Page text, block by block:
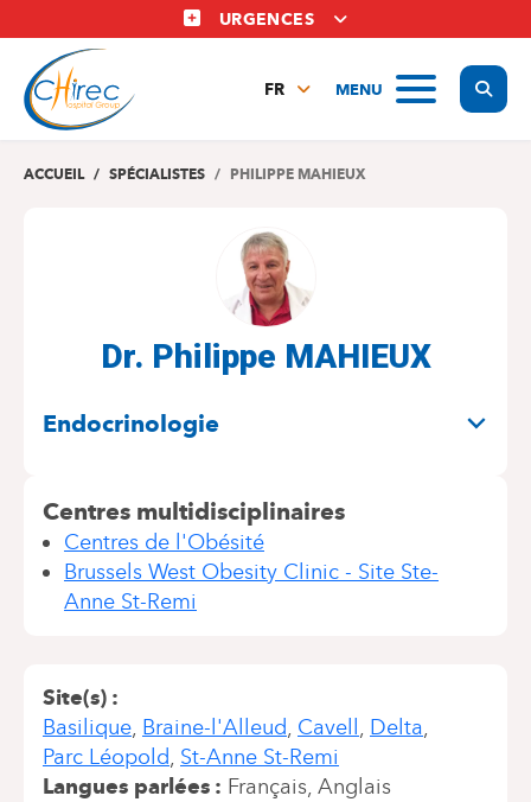
au
contenu
principal
URGENCES
MENU
FR
EN
ACCUEIL SPÉCIALISTES PHILIPPE MAHIEUX
Dr. Philippe MAHIEUX
Endocrinologie
Centres multidisciplinaires
Centres de l'Obésité
Brussels West Obesity Clinic - Site Ste-
Anne St-Remi
Site(s)
Basilique Braine-l'Alleud Cavell
Delta
Parc Léopold St-Anne St-Remi
Langues parlées
Français Anglais